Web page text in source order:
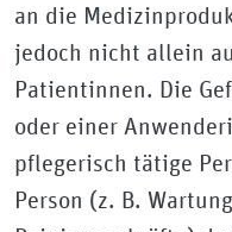
an die
jedoch nicht allein
Patientinnen. Die
oder einer
pflegerisch tätige
Person (z. B.